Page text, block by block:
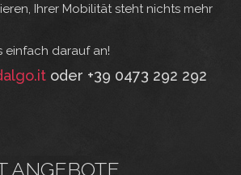
Ihrer Mobilität steht nichts mehr
einfach darauf an!
oder +39 0473 292 292
ANGEBOTE